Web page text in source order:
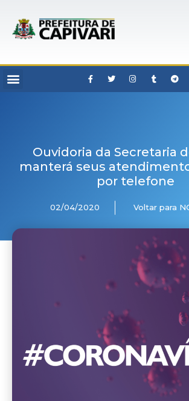
Ouvidoria da Secretaria
manterá seus
por telefone
02/04/2020 Voltar para